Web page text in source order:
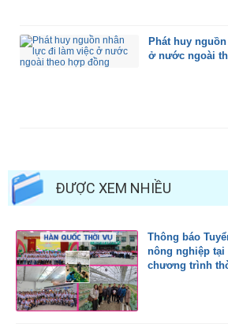
Phát huy
ở nước ngoài
ĐƯỢC XEM NHIỀU
Thông báo
nông nghiệp tại
chương trình